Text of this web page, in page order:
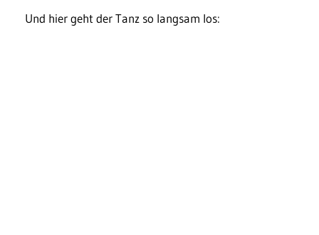
Und hier geht der Tanz so langsam los: